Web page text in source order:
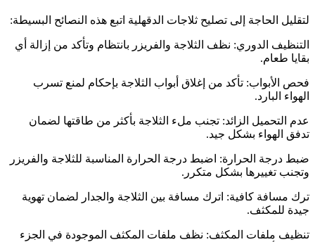
لتقليل الحاجة إلى تصليح ثلاجات الدقهلية اتبع هذه النصائح البسيطة:
التنظيف الدوري: نظف الثلاجة والفريزر بانتظام وتأكد من إزالة أي
بقايا طعام.
فحص الأبواب: تأكد من إغلاق أبواب الثلاجة بإحكام لمنع تسرب
الهواء البارد.
عدم التحميل الزائد: تجنب ملء الثلاجة بأكثر من طاقتها لضمان
تدفق الهواء بشكل جيد.
ضبط درجة الحرارة: اضبط درجة الحرارة المناسبة للثلاجة والفريزر
وتجنب تغييرها بشكل متكرر.
ترك مسافة كافية: اترك مسافة بين الثلاجة والجدار لضمان تهوية
جيدة للمكثف.
تنظيف ملفات المكثف: نظف ملفات المكثف الموجودة في الجزء